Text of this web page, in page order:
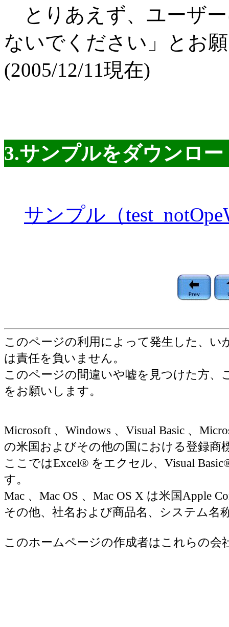
とりあえず、ユーザ
ないでください」とお
(2005/12/11現在)
3.サンプルをダウンロ
サンプル（
このページの利用によって発生した、
は責任を負いません。
このページの間違いや嘘を見つけた方
をお願いします。
Microsoft 、Windows 、Visual Basic 、
の米国およびその他の国における登録商
ここではExcel® をエクセル、Visual
す。
Mac 、Mac OS 、Mac OS X は米国Apple
その他、社名および商品名、システム名
このホームページの作成者はこれらの